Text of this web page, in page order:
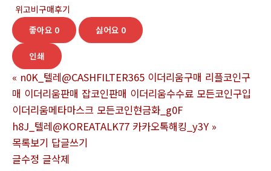
위고비구매후기
좋아요 0 싫어요 0
인쇄
« n0K_텔레@CASHFILTER365 이더리움구매 리플코인구
매 이더리움판매 잡코인판매 이더리움수수료 모든코인구입
이더리움메타마스크 모든코인현금화_g0F
h8J_텔레@KOREATALK77 카카오톡해킹_y3Y »
목록보기 답글쓰기
글수정 글삭제